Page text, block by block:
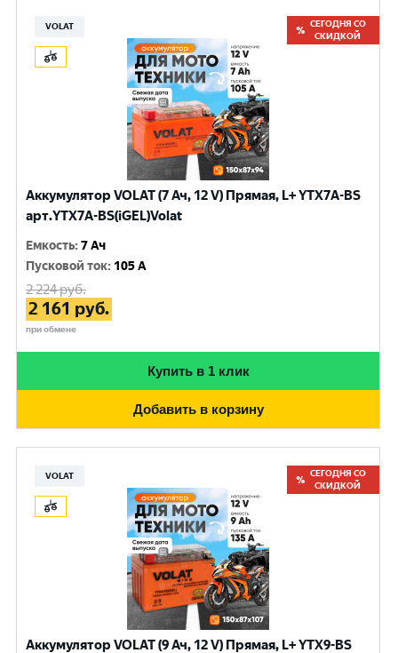
VOLAT
СЕГОДНЯ СО
СКИДКОЙ
Аккумулятор VOLAT (7 Ач, 12 V) Прямая, L+ YTX7A-BS
арт.YTX7A-BS(iGEL)Volat
Емкость:7 Ач
Пусковой ток: 105 A
2 224руб.
2 161 руб.
при обмене
Купить в 1 клик
Добавить в корзину
VOLAT
СЕГОДНЯ СО
СКИДКОЙ
Аккумулятор VOLAT (9 Ач, 12 V) Прямая, L+ YTX9-BS